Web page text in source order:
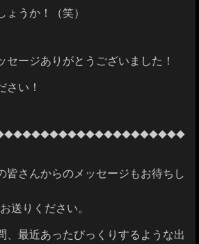
うか！（笑）
セージありがとうございました！
さい！
◆◆◆◆◆◆◆◆◆◆◆◆◆◆◆◆◆◆◆◆
皆さんからのメッセージもお待ちし
送りください。
、最近あったびっくりするような出